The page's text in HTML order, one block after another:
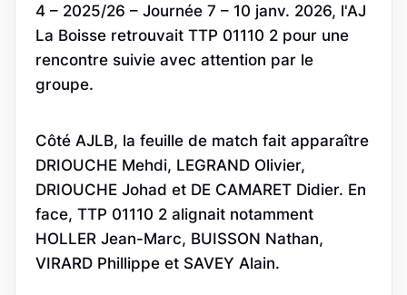
4 – 2025/26 – Journée 7 – 10 janv. 2026, l'AJ
La Boisse retrouvait TTP 01110 2 pour une
rencontre suivie avec attention par le
groupe.
Côté AJLB, la feuille de match fait apparaître
DRIOUCHE Mehdi, LEGRAND Olivier,
DRIOUCHE Johad et DE CAMARET Didier. En
face, TTP 01110 2 alignait notamment
HOLLER Jean-Marc, BUISSON Nathan,
VIRARD Phillippe et SAVEY Alain.